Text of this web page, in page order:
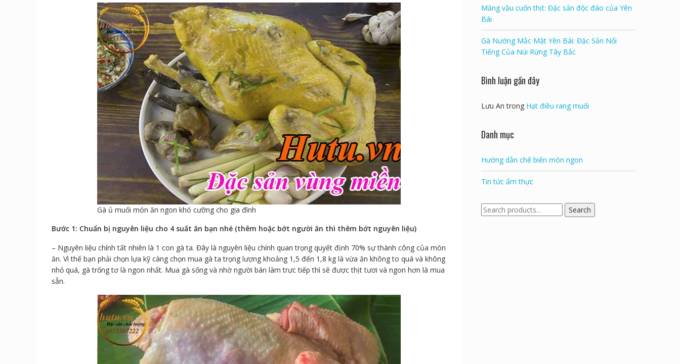
Gà ủ muối món ăn ngon khó cưỡng cho gia đình
Bước 1: Chuẩn bị nguyên liệu cho 4 suất ăn bạn nhé (thêm hoặc bớt người ăn thì thêm bớt nguyên liệu)
– Nguyên liệu chính tất nhiên là 1 con gà ta. Đây là nguyên liệu chính quan trọng quyết định 70% sự thành công của món
ăn. Vì thế bạn phải chọn lựa kỹ càng chọn mua gà ta trọng lượng khoảng 1,5 đến 1,8 kg là vừa ăn không to quá và không
nhỏ quá, gà trống tơ là ngon nhất. Mua gà sống và nhờ người bán làm trực tiếp thì sẽ được thịt tươi và ngon hơn là mua
sẵn.
Măng vầu cuốn thịt: Đặc sản độc đáo của Yên
Bái
Gà Nướng Mắc Mật Yên Bái: Đặc Sản Nổi
Tiếng Của Núi Rừng Tây Bắc
Bình luận gần đây
Lưu An trong Hạt điều rang muối
Danh mục
Hướng dẫn chế biến món ngon
Tin tức ẩm thực
Search
for:
Search